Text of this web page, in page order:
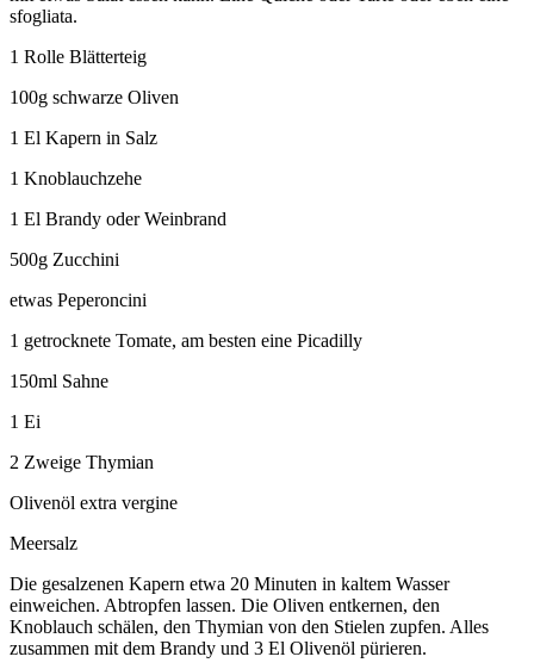
sfogliata.
1 Rolle Blätterteig
100g schwarze Oliven
1 El Kapern in Salz
1 Knoblauchzehe
1 El Brandy oder Weinbrand
500g Zucchini
etwas Peperoncini
1 getrocknete Tomate, am besten eine Picadilly
150ml Sahne
1 Ei
2 Zweige Thymian
Olivenöl extra vergine
Meersalz
Die gesalzenen Kapern etwa 20 Minuten in kaltem Wasser
einweichen. Abtropfen lassen. Die Oliven entkernen, den
Knoblauch schälen, den Thymian von den Stielen zupfen. Alles
zusammen mit dem Brandy und 3 El Olivenöl pürieren.